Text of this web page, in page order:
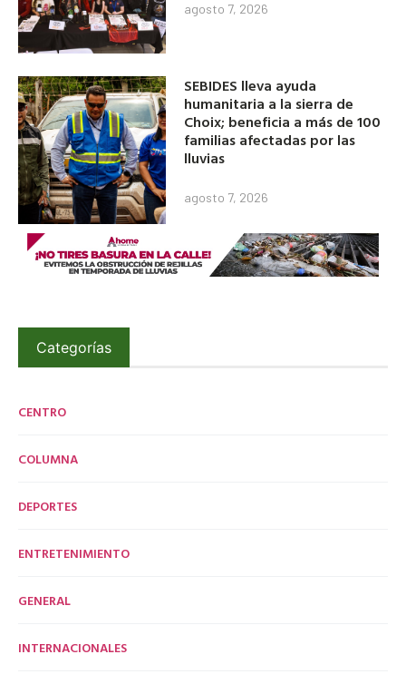
agosto 7, 2026
SEBIDES lleva ayuda
humanitaria a la sierra de
Choix; beneficia a más de 100
familias afectadas por las
lluvias
agosto 7, 2026
Categorías
CENTRO
COLUMNA
DEPORTES
ENTRETENIMIENTO
GENERAL
INTERNACIONALES